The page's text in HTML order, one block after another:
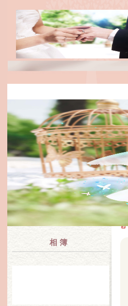
相簿